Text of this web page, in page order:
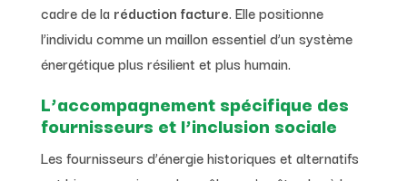
cadre de la réduction facture. Elle positionne
l’individu comme un maillon essentiel d’un système
énergétique plus résilient et plus humain.
L’accompagnement spécifique des
fournisseurs et l’inclusion sociale
Les fournisseurs d’énergie historiques et alternatifs